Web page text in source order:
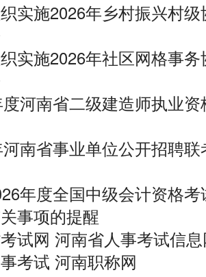
实施2026年乡村振兴村
实施2026年社区网格事
河南省二级建造师执业
南省事业单位公开招聘
年度全国中级会计资格
事项的提醒
试网 河南省人事考试信
考试 河南职称网